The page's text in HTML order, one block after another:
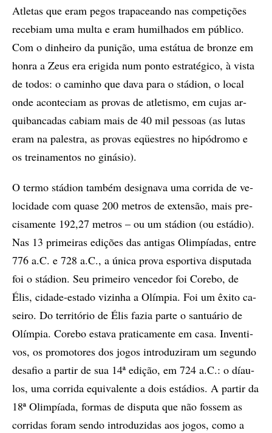
Atle­tas que eram pe­gos tra­pa­ce­an­do nas com­pe­ti­çõ­es
re­ce­bi­am uma mul­ta e eram hu­mi­lha­dos em pú­bli­co.
Com o di­nhei­ro da pu­ni­ção, uma es­tá­tua de bron­ze em
hon­ra a Zeus era eri­gi­da num pon­to es­tra­té­gi­co, à vis­ta
de to­dos: o ca­mi­nho que dava para o stá­di­on, o lo­cal
on­de acon­te­ci­am as pro­vas de atle­tis­mo, em cu­jas ar­
qui­ban­ca­das ca­bi­am mais de 40 mil pes­so­as (as lu­tas
eram na pa­les­tra, as pro­vas eqües­tres no hi­pó­dro­mo e
os trei­na­men­tos no gi­ná­sio).
O ter­mo stá­di­on tam­bém de­sig­na­va uma cor­ri­da de ve­
lo­ci­da­de com qua­se 200 me­tros de ex­ten­são, mais pre­
ci­sa­men­te 192,27 me­tros – ou um stá­di­on (ou es­tá­dio).
Nas 13 pri­mei­ras edi­çõ­es das an­ti­gas Olim­pí­a­das, en­tre
776 a.C. e 728 a.C., a úni­ca pro­va es­por­ti­va dis­pu­ta­da
foi o stá­di­on. Seu pri­mei­ro ven­ce­dor foi Co­re­bo, de
Élis, ci­da­de-es­ta­do vi­zi­nha a Olím­pia. Foi um êxi­to ca­
sei­ro. Do ter­ri­tó­rio de Élis fa­zia par­te o san­tu­á­rio de
Olím­pia. Co­re­bo es­ta­va pra­ti­ca­men­te em casa. In­ven­ti­
vos, os pro­mo­to­res dos jo­gos in­tro­du­zi­ram um se­gun­do
de­sa­fio a par­tir de sua 14ª edi­ção, em 724 a.C.: o dí­au­
los, uma cor­ri­da equi­va­len­te a dois es­tá­di­os. A par­tir da
18ª Olim­pí­a­da, for­mas de dis­pu­ta que não fos­sem as
cor­ri­das fo­ram sen­do in­tro­du­zi­das aos jo­gos, como a